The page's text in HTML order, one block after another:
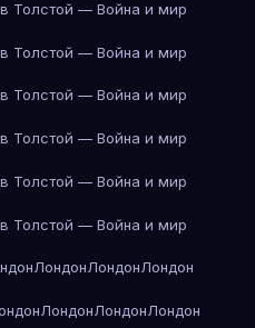
Толстой — Война и мир
Толстой — Война и мир
Толстой — Война и мир
Толстой — Война и мир
Толстой — Война и мир
Толстой — Война и мир
ЛондонЛондонЛондон
ЛондонЛондонЛондон